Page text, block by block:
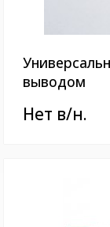
выводом
Нет в/н.